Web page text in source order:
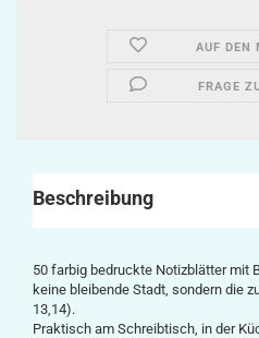
AUF DEN
FRAGE
Beschreibung
50 farbig bedruckte Notizblätter mit
keine bleibende Stadt, sondern die
13,14).
Praktisch am Schreibtisch, in der